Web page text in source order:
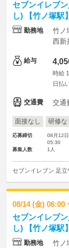
セブンイレブ
し) 【竹ノ塚駅】
勤務地
竹ノ
西新
給与
時給
日払
交通費 交通
面接なし 研修な
応募締切
08月12日
05:30
募集人数
1人
セブンイレブン 足
08/14 (金) 06:00
セブンイレブ
し) 【竹ノ塚駅】
勤務地
竹ノ